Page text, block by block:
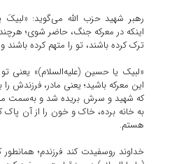
رهبر شهید حزب الله می‌گوید: «لبیکَ
اینکه در معرکه جنگ، حاضر شوی؛
ترک کرده باشند، تو را متهم کرده باشند
«لبیک یا حسین (علیه‌السلام)» یعنی
این معرکه باشید؛ یعنی مادر، فرزندش
که شهید و سرش بریده شد و به‌سمت
به خانه برده، خاک و خون را از آن پاک
هستم.
خداوند روسفیدت کند فرزندم؛